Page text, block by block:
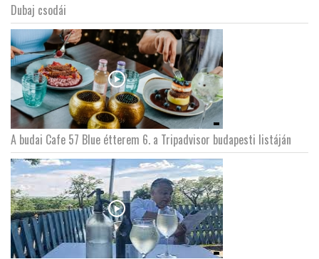
Dubaj csodái
A budai Cafe 57 Blue étterem 6. a Tripadvisor budapesti listáján